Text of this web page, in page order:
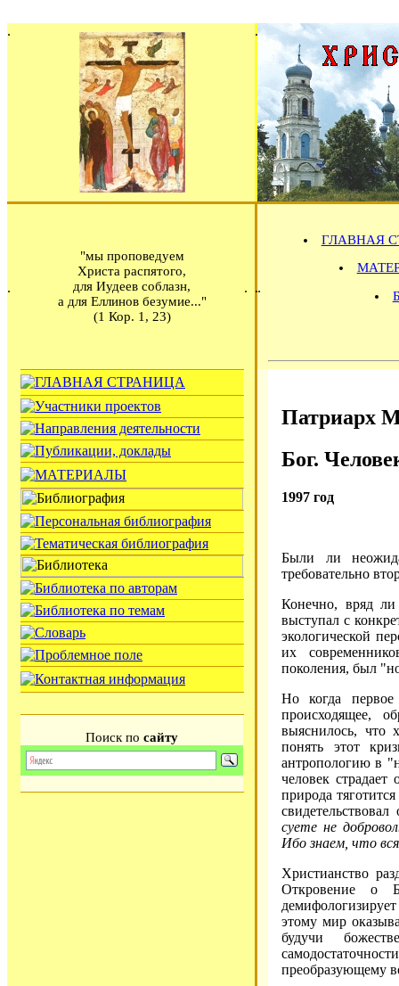
"мы проповедуем
Христа распятого,
для Иудеев соблазн,
а для Еллинов безумие..."
(1 Кор. 1, 23)
ГЛАВНАЯ
Поиск по сайту
Патриарх
Бог.
1997 год
Были ли
требовательно
Конечно, вряд
выступал с
экологической
их
поколения, был
Но когда
происходящее,
выяснилось, что
понять этот
антропологию в
человек
природа
суете не
Ибо знаем, что
Христианство
Откровение о
этому мир
будучи
преобразующему